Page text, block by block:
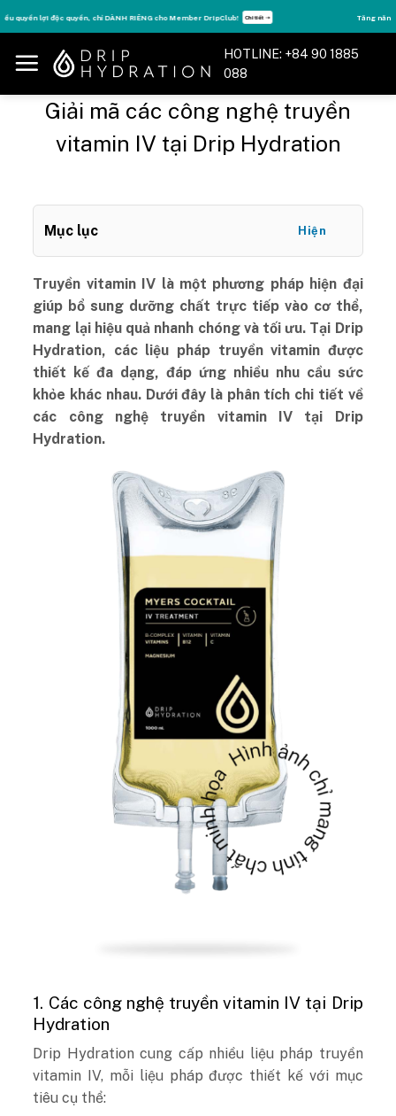
Skip
to
content
Tăng năng lượng - sống đỉnh cao với thẻ Vitamin Drip Membership.
HOTLINE: +84 90 1885
088
Giải mã các công nghệ truyền
vitamin IV tại Drip Hydration
Mục lục Hiện
Truyền vitamin IV là một phương pháp hiện đại
giúp bổ sung dưỡng chất trực tiếp vào cơ thể,
mang lại hiệu quả nhanh chóng và tối ưu. Tại Drip
Hydration, các liệu pháp truyền vitamin được
thiết kế đa dạng, đáp ứng nhiều nhu cầu sức
khỏe khác nhau. Dưới đây là phân tích chi tiết về
các công nghệ truyền vitamin IV tại Drip
Hydration.
1. Các công nghệ truyền vitamin IV tại Drip
Hydration
Drip Hydration cung cấp nhiều liệu pháp truyền
vitamin IV, mỗi liệu pháp được thiết kế với mục
tiêu cụ thể: